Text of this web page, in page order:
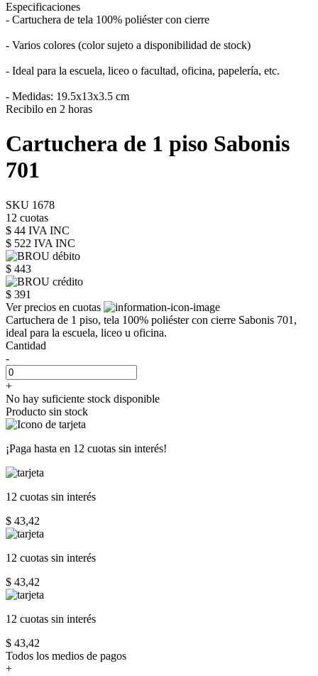
Especificaciones
- Cartuchera de tela 100% poliéster con cierre
- Varios colores (color sujeto a disponibilidad de stock)
- Ideal para la escuela, liceo o facultad, oficina, papelería, etc.
- Medidas: 19.5x13x3.5 cm
Recibilo en 2 horas
Cartuchera de 1 piso Sabonis
701
SKU 1678
12 cuotas
$ 44 IVA INC
$ 522 IVA INC
$ 443
$ 391
Ver precios en cuotas
Cartuchera de 1 piso, tela 100% poliéster con cierre Sabonis 701,
ideal para la escuela, liceo u oficina.
Cantidad
-
+
No hay suficiente stock disponible
Producto sin stock
¡Paga hasta en 12 cuotas sin interés!
12 cuotas sin interés
$ 43,42
12 cuotas sin interés
$ 43,42
12 cuotas sin interés
$ 43,42
Todos los medios de pagos
+